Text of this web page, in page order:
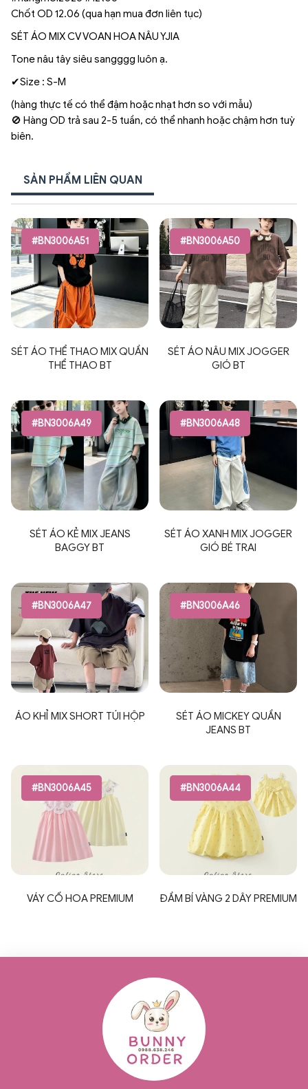
Chốt OD 12.06 (qua hạn mua đơn liên tục)
SÉT ÁO MIX CV VOAN HOA NÂU YJIA
Tone nâu tây siêu sangggg luôn ạ.
✔Size : S-M
(hàng thực tế có thể đậm hoặc nhạt hơn so với mẫu)
🚫 Hàng OD trả sau 2-5 tuần, có thể nhanh hoặc chậm hơn tuỳ
biên.
SẢN PHẨM LIÊN QUAN
#BN3006A51
SÉT ÁO THỂ THAO MIX QUẦN
THỂ THAO BT
#BN3006A50
SÉT ÁO NÂU MIX JOGGER
GIÓ BT
#BN3006A49
SÉT ÁO KẺ MIX JEANS
BAGGY BT
#BN3006A48
SÉT ÁO XANH MIX JOGGER
GIÓ BÉ TRAI
#BN3006A47
ÁO KHỈ MIX SHORT TÚI HỘP
#BN3006A46
SÉT ÁO MICKEY QUẦN
JEANS BT
#BN3006A45
VÁY CỔ HOA PREMIUM
#BN3006A44
ĐẦM BÍ VÀNG 2 DÂY PREMIUM